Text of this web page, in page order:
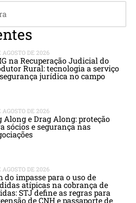
AGOSTO DE 2026
na Recuperação Judicial do
Rural: tecnologia a serviço
jurídica no campo
AGOSTO DE 2026
Along e Drag Along: proteção
sócios e segurança nas
AGOSTO DE 2026
do impasse para o uso de
atípicas na cobrança de
STJ define as regras para
de CNH e passaporte de